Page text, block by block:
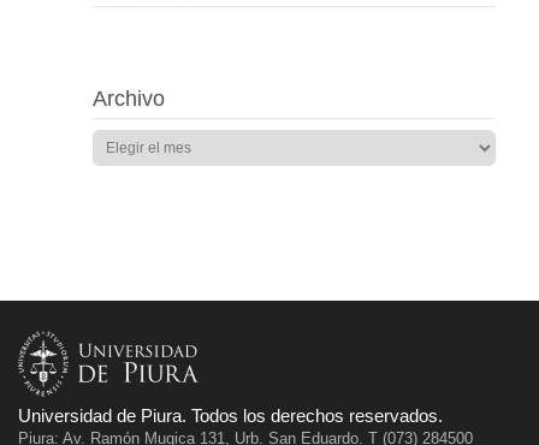
Archivo
Universidad de Piura. Todos los derechos reservados.
Piura: Av. Ramón Mugica 131, Urb. San Eduardo. T (073) 284500